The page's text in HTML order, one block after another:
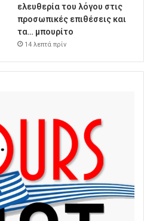
ελευθερία του λόγου στις
προσωπικές επιθέσεις και
τα… μπουρίτο
14 λεπτά πρίν